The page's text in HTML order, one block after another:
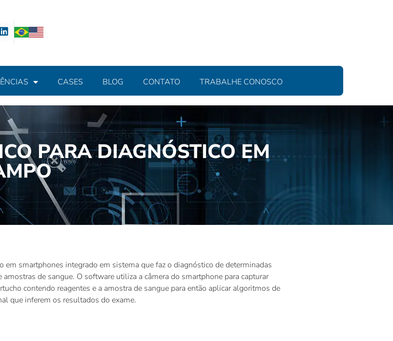
CASES BLOG CONTATO TRABALHE CONOSCO
PARA DIAGNÓSTICO EM
em smartphones integrado em sistema que faz o diagnóstico de determinadas
amostras de sangue. O software utiliza a câmera do smartphone para capturar
contendo reagentes e a amostra de sangue para então aplicar algoritmos de
que inferem os resultados do exame.